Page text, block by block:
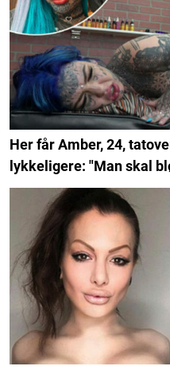
Her får Amber, 24,
lykkeligere: "Man skal